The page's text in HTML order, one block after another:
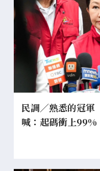
民調／熟悉的冠軍
喊：起碼衝上99%